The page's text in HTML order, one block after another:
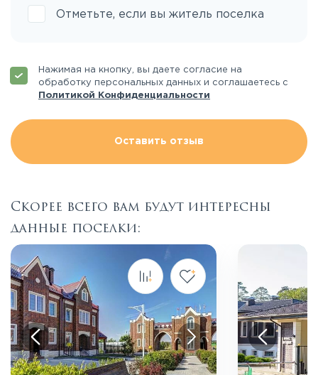
Отметьте, если вы житель поселка
Нажимая на кнопку, вы даете согласие на
обработку персональных данных и соглашаетесь с
Политикой Конфиденциальности
Оставить отзыв
Скорее всего вам будут интересны
данные поселки:
Посмотреть все фото